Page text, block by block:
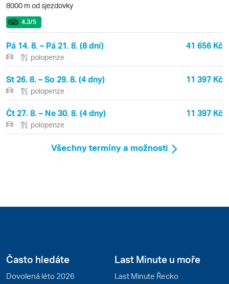
8000 m od sjezdovky
4.3/5
Pá 14. 8. – Pá 21. 8. (8 dní) 41 656 Kč
polopenze
St 26. 8. – So 29. 8. (4 dny) 11 397 Kč
polopenze
Čt 27. 8. – Ne 30. 8. (4 dny) 11 397 Kč
polopenze
Všechny termíny a možnosti
Často hledáte
Dovolená léto 2026
Last Minute u moře
Last Minute Řecko